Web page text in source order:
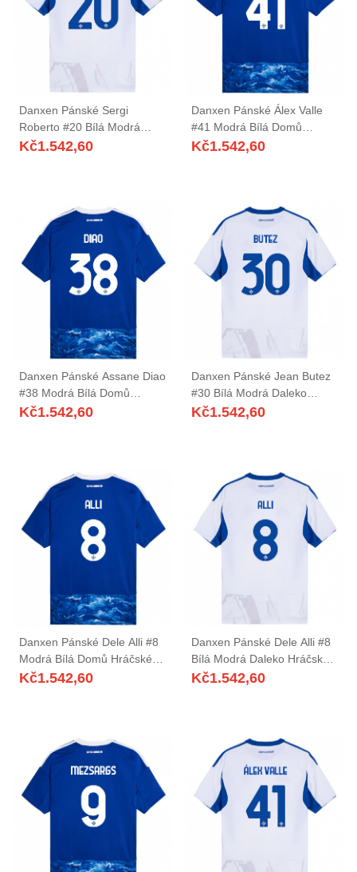
Danxen Pánské Sergi
Roberto #20 Bílá Modrá
Daleko Hráčské Dresy
Kč1.542,60
Danxen Pánské Álex Valle
#41 Modrá Bílá Domů
Hráčské Dresy 2025/26 Dres
Kč1.542,60
Danxen Pánské Assane Diao
#38 Modrá Bílá Domů
Hráčské Dresy 2025/26 Dres
Kč1.542,60
Danxen Pánské Jean Butez
#30 Bílá Modrá Daleko
Hráčské Dresy 2025/26 Dres
Kč1.542,60
Danxen Pánské Dele Alli #8
Modrá Bílá Domů Hráčské
Dresy 2025/26 Dres
Kč1.542,60
Danxen Pánské Dele Alli #8
Bílá Modrá Daleko Hráčské
Dresy 2025/26 Dres
Kč1.542,60